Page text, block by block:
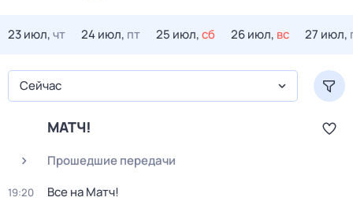
23 июл,чт 24 июл, пт 25 июл,сб 26 июл, вс 27 июл,
Сейчас
МАТЧ!
Прошедшие передачи
19:20 Все на Матч!